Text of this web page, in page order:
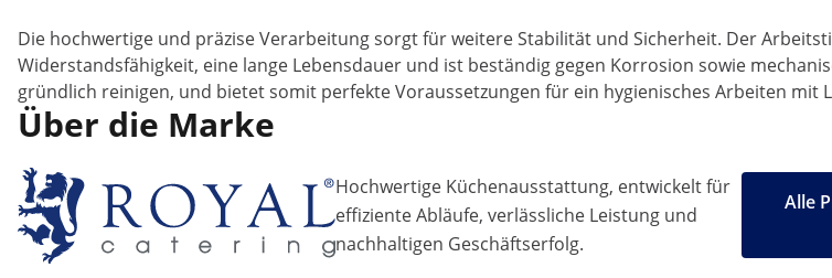
Die hochwertige und präzise Verarbeitung sorgt für weitere Stabilität und Sicherheit. Der
Widerstandsfähigkeit, eine lange Lebensdauer und ist beständig gegen Korrosion sowie
gründlich reinigen, und bietet somit perfekte Voraussetzungen für ein hygienisches Arbeiten mit
Über die Marke
Hochwertige Küchenausstattung, entwickelt für
effiziente Abläufe, verlässliche Leistung und
nachhaltigen Geschäftserfolg.
Alle